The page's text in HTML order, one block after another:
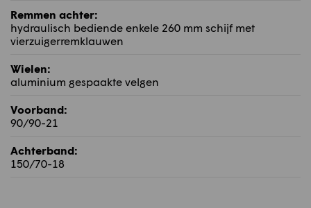
Remmen achter:
hydraulisch bediende enkele 260 mm schijf met
vierzuigerremklauwen
Wielen:
aluminium gespaakte velgen
Voorband:
90/90-21
Achterband:
150/70-18